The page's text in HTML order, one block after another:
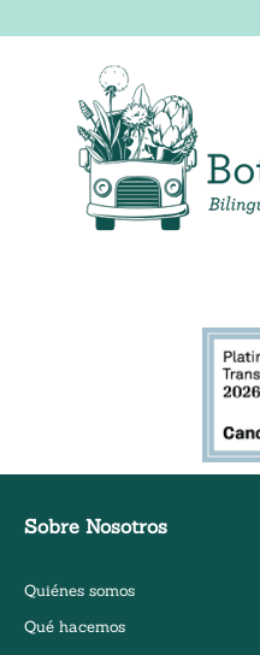
Sobre Nosotros
Quiénes somos
Qué hacemos